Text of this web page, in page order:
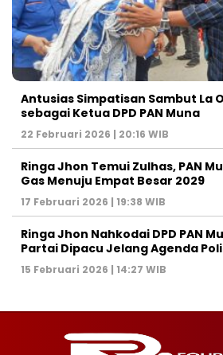
Antusias Simpatisan Sambut La
sebagai Ketua DPD PAN Muna
22 Februari 2026 | 20:16 WIB
Ringa Jhon Temui Zulhas, PAN
Gas Menuju Empat Besar 2029
17 Februari 2026 | 19:38 WIB
Ringa Jhon Nahkodai DPD PAN
Partai Dipacu Jelang Agenda
15 Februari 2026 | 14:27 WIB